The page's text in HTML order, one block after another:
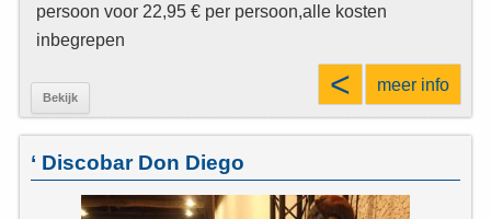
persoon voor 22,95 € per persoon,alle kosten
inbegrepen
Bekijk < meer info
‘ Discobar Don Diego